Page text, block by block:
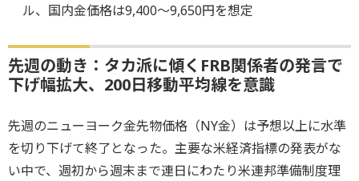
ル、国内金価格は9,400～9,650円を想定
先週の動き：タカ派に傾くFRB関係者の発言で
下げ幅拡大、200日移動平均線を意識
先週のニューヨーク金先物価格（NY金）は予想以上に水準
を切り下げて終了となった。主要な米経済指標の発表がな
い中で、週初から週末まで連日にわたり米連邦準備制度理